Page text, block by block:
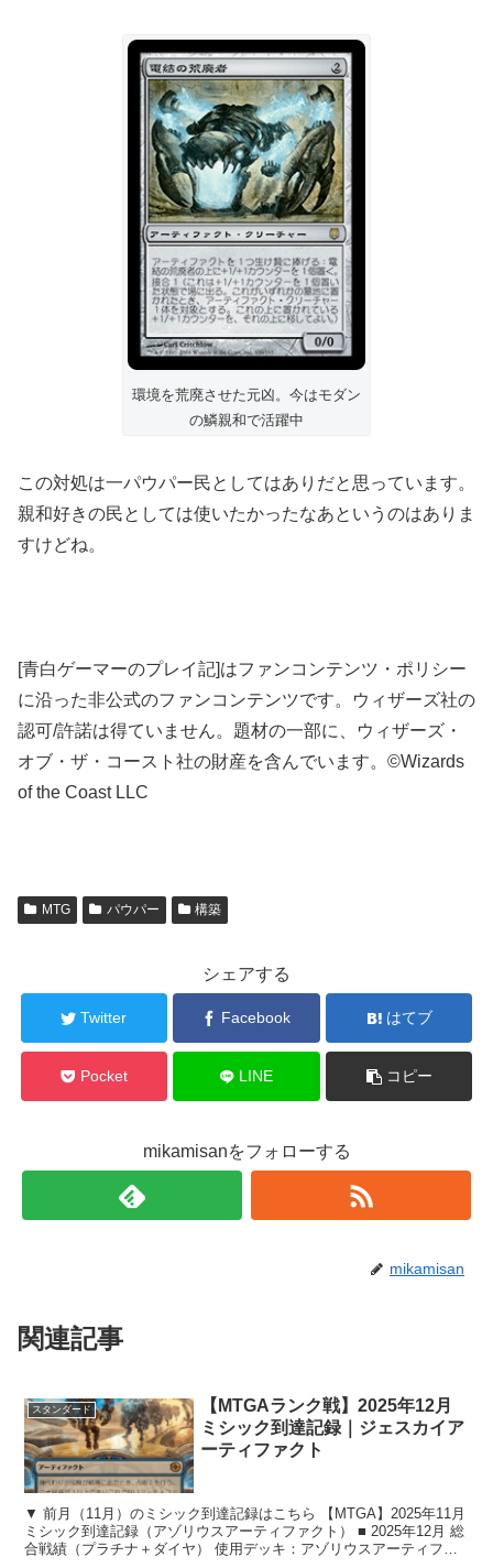
環境を荒廃させた元凶。今はモダン
の鱗親和で活躍中
この対処は一パウパー民としてはありだと思っています。
親和好きの民としては使いたかったなあというのはありま
すけどね。
[青白ゲーマーのプレイ記]はファンコンテンツ・ポリシー
に沿った非公式のファンコンテンツです。ウィザーズ社の
認可/許諾は得ていません。題材の一部に、ウィザーズ・
オブ・ザ・コースト社の財産を含んでいます。©Wizards
of the Coast LLC
MTG パウパー 構築
シェアする
Twitter Facebook はてブ
Pocket LINE コピー
mikamisanをフォローする
mikamisan
関連記事
スタンダード
【MTGAランク戦】2025年12月
ミシック到達記録｜ジェスカイア
ーティファクト
▼ 前月（11月）のミシック到達記録はこちら 【MTGA】2025年11月
ミシック到達記録（アゾリウスアーティファクト） ■ 2025年12月 総
合戦績（プラチナ＋ダイヤ） 使用デッキ：アゾリウスアーティファ